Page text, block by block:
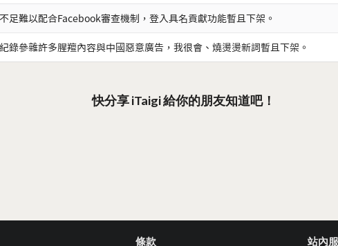
足難以配合Facebook審查機制，登入具名貢獻功能暫且下架。
錄參雜許多腥羶內容與中國惡意廣告，我很會、燒燙燙新詞暫且下架。
快分享 iTaigi 給你的朋友知道吧！
條款 站內